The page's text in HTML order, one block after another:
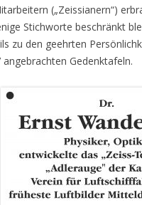
(„Zeissianern“)
Stichworte beschränkt
zu den geehrten
Gedenktafeln.